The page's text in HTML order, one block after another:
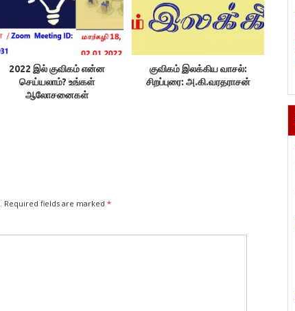
2022 இல் குவிகம் என்ன
செய்யலாம்? உங்கள்
ஆலோசனைகள்
குவிகம் இலக்கிய வாசல்:
சிறப்புரை: அ.கி.வரதராசன்
Required fields are marked *